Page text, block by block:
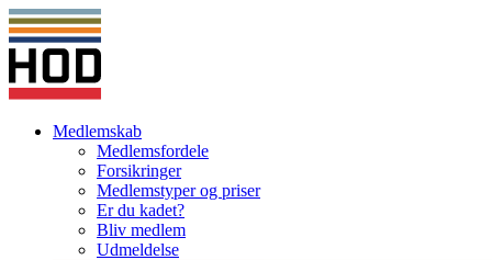
Medlemskab
Medlemsfordele
Forsikringer
Medlemstyper og priser
Er du kadet?
Bliv medlem
Udmeldelse